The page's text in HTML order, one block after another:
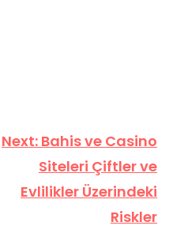
Next: Bahis ve Casino
Siteleri Çiftler ve
Evlilikler Üzerindeki
Riskler